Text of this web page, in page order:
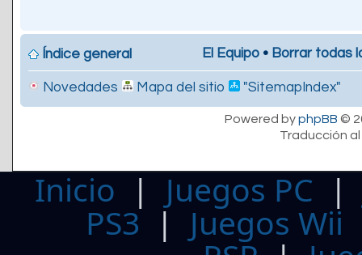
Índice general El Equipo • Borrar todas
Novedades Mapa del sitio "SitemapIndex"
Powered byphpBB ©
Traducción
Inicio | Juegos PC
PS3| Juegos Wii